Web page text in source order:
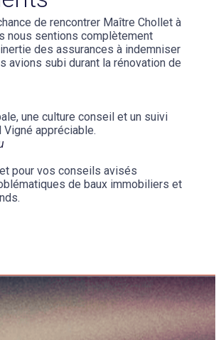
de rencontrer Maître Chollet à
nous sentions complètement
des assurances à indemniser
avions subi durant la rénovation de
une culture conseil et un suivi
appréciable.
pour vos conseils avisés
de baux immobiliers et